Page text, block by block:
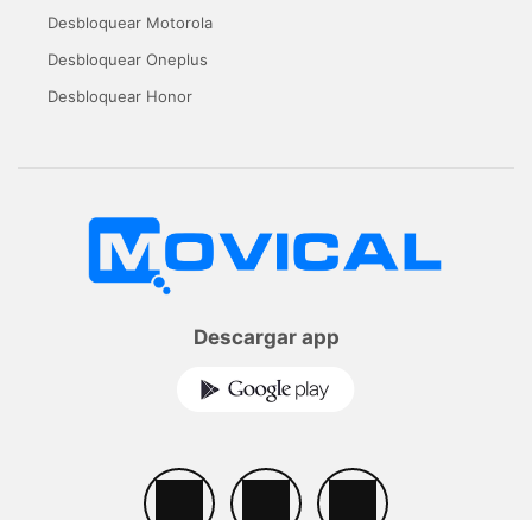
Desbloquear Motorola
Desbloquear Oneplus
Desbloquear Honor
Descargar app